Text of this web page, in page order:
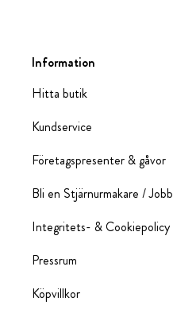
Information
Hitta butik
Kundservice
Företagspresenter & gåvor
Bli en Stjärnurmakare / Jobb
Integritets- & Cookiepolicy
Pressrum
Köpvillkor